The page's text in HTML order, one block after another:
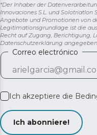
*Der Inhaber der
Innovaciones S.L. und Solotriatlon
Angebote und Promotionen von
Legitimationsgrundlage ist die
Recht auf Zugang, Berichtigung,
Datenschutzerklärung
Correo electrónico
Ich akzeptiere die
Ich abonniere!